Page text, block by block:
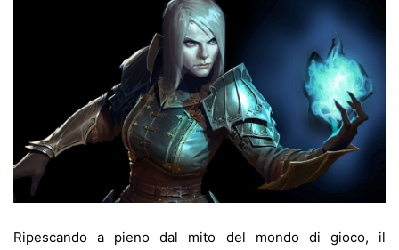
Ripescando a pieno dal mito del mondo di gioco, il